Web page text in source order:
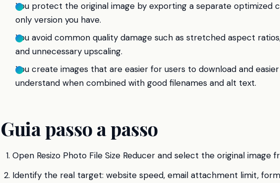
You protect the original image by exporting a separate optimized
only version you have.
You avoid common quality damage such as stretched aspect
and unnecessary upscaling.
You create images that are easier for users to download and
understand when combined with good filenames and alt text.
Guia passo a passo
Open Resizo Photo File Size Reducer and select the original image
Identify the real target: website speed, email attachment limit,